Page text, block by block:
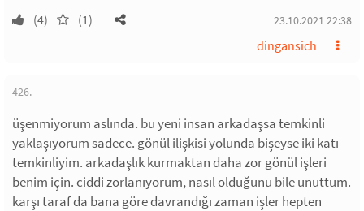
(4) (1) 23.10.2021 22:38
dingansich
426.
üşenmiyorum aslında. bu yeni insan arkadaşsa temkinli
yaklaşıyorum sadece. gönül ilişkisi yolunda bişeyse iki katı
temkinliyim. arkadaşlık kurmaktan daha zor gönül işleri
benim için. ciddi zorlanıyorum, nasıl olduğunu bile unuttum.
karşı taraf da bana göre davrandığı zaman işler hepten